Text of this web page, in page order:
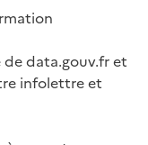
de data.gouv.fr et
infolettre et